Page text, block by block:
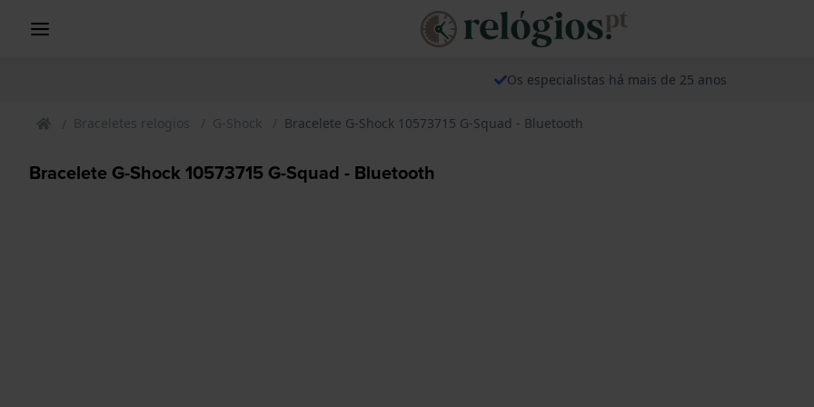
Os especialistas há mais de 25 anos
Braceletes relogios G-Shock Bracelete G-Shock 10573715 G-Squad - Bluetooth
Bracelete G-Shock 10573715 G-Squad - Bluetooth